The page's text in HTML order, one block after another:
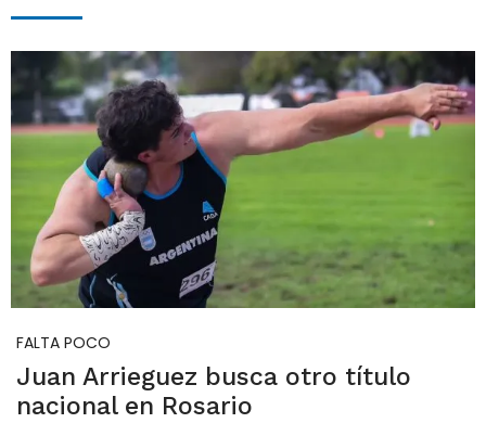
FALTA POCO
Juan Arrieguez busca otro título
nacional en Rosario